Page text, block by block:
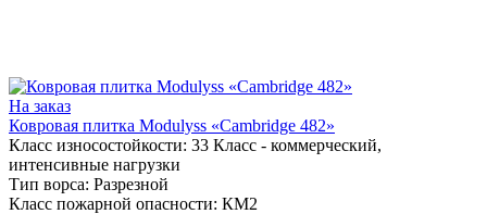
На заказ
Ковровая плитка Modulyss «Cambridge 482»
Класс износостойкости: 33 Класс - коммерческий,
интенсивные нагрузки
Тип ворса: Разрезной
Класс пожарной опасности: КМ2